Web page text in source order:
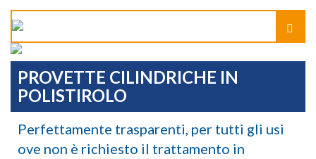
PROVETTE CILINDRICHE IN
POLISTIROLO
Perfettamente trasparenti, per tutti gli usi
ove non è richiesto il trattamento in